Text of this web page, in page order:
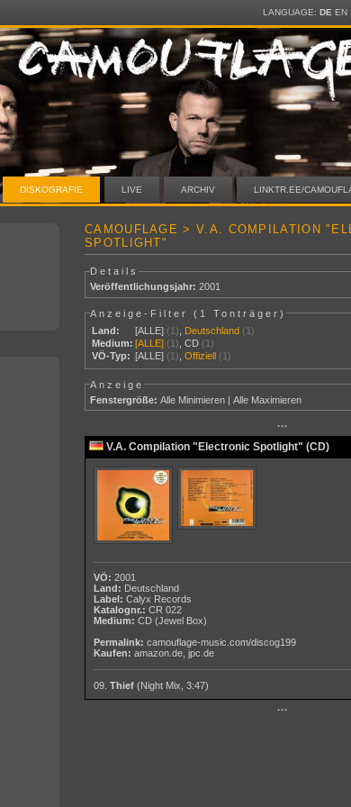
LANGUAGE: DE EN|
DISKOGRAFIE LIVE ARCHIV LINKTR.EE/
CAMOUFLAGE > V.A. COMPILATION
SPOTLIGHT"
Details
Veröffentlichungsjahr: 2001
Anzeige-Filter ( 1 Tonträger)
Land:
[ALLE] (1) Deutschland (1)
Medium: [ALLE] (1) ,CD (1)
VÖ-Typ: [ALLE] (1) ,Offiziell (1)
Anzeige
Fenstergröße: Alle Minimieren |Alle Maximieren
···
V.A. Compilation "Electronic Spotlight" (CD)
VÖ: 2001
Land: Deutschland
Label: Calyx Records
Katalognr.: CR 022
Medium: CD(Jewel Box)
Permalink: camouflage-music.com/discog199
Kaufen: amazon.de, jpc.de
09. Thief (Night Mix, 3:47)
···